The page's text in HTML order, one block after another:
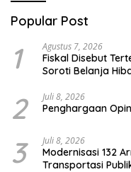
Popular Post
1 Agustus 7, 2026
Fiskal Disebut
Soroti Belanja
2 Juli 8, 2026
Penghargaan
3 Juli 8, 2026
Modernisasi 132
Transportasi